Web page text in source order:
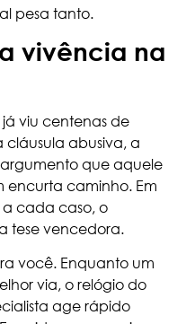
pesa tanto.
vivência na
viu centenas de
cláusula abusiva, a
que aquele
encurta caminho. Em
a cada caso, o
tese vencedora.
você. Enquanto um
via, o relógio do
age rápido